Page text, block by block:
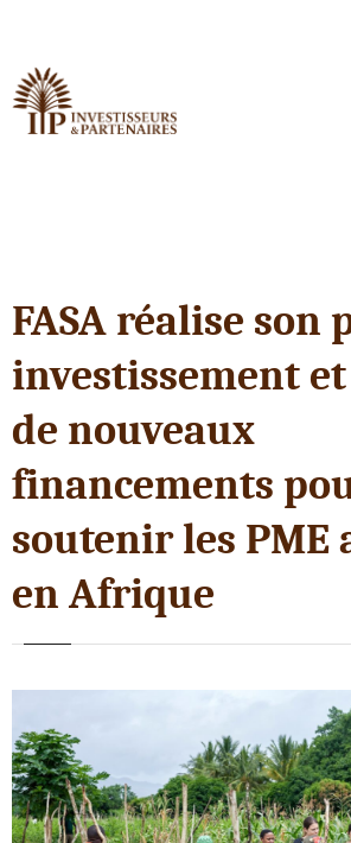
FASA réalise son
investissement
de nouveaux
financements
soutenir les PME
en Afrique